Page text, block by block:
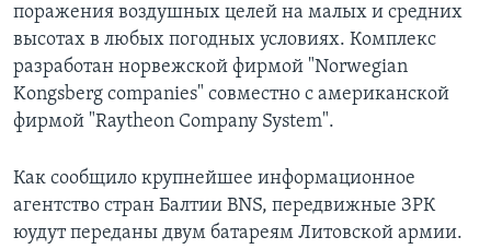
поражения воздушных целей на малых и средних
высотах в любых погодных условиях. Комплекс
разработан норвежской фирмой "Norwegian
Kongsberg companies" совместно с американской
фирмой "Raytheon Company System".
Как сообщило крупнейшее информационное
агентство стран Балтии BNS, передвижные ЗРК
юудут переданы двум батареям Литовской армии.